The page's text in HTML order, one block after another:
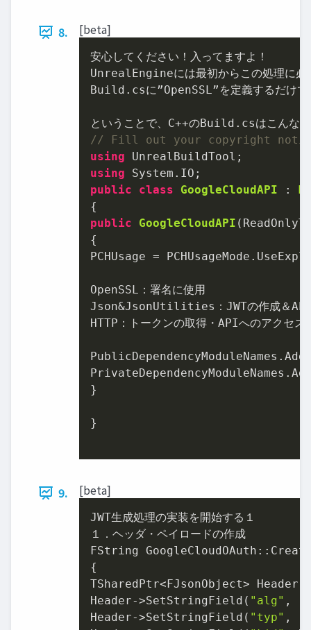
8. [beta]
安心してください！入ってますよ！
UnrealEngineには最初からこの処理に必
Build.csに”OpenSSL”を定義するだけで
// Fill out your copyright
using
using
public
class GoogleCloudAPI :
public
GoogleCloudAPI (
{
PCHUsage =
OpenSSL：署名に使用
Json&JsonUtilities：JWTの作成＆API
HTTP：トークンの取得・APIへのアクセ
}
}
9. [beta]
JWT生成処理の実装を開始する１
１．ヘッダ・ペイロードの作成
FString
{
TSharedPtr<FJsonObject> Header
Header->SetStringField( "alg" ,
Header->SetStringField( "typ" ,